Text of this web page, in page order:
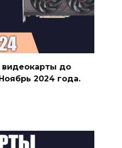
до
2024 года.